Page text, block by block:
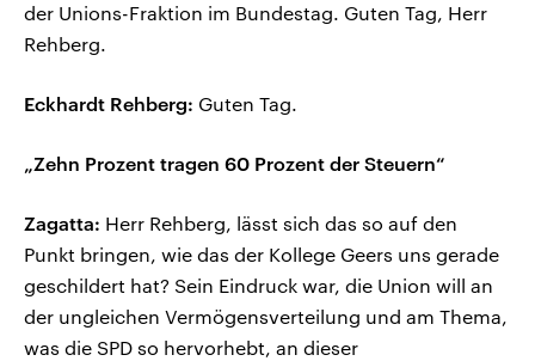
der Unions-Fraktion im Bundestag. Guten Tag, Herr
Rehberg.
Eckhardt Rehberg: Guten Tag.
„Zehn Prozent tragen 60 Prozent der Steuern“
Zagatta: Herr Rehberg, lässt sich das so auf den
Punkt bringen, wie das der Kollege Geers uns gerade
geschildert hat? Sein Eindruck war, die Union will an
der ungleichen Vermögensverteilung und am Thema,
was die SPD so hervorhebt, an dieser